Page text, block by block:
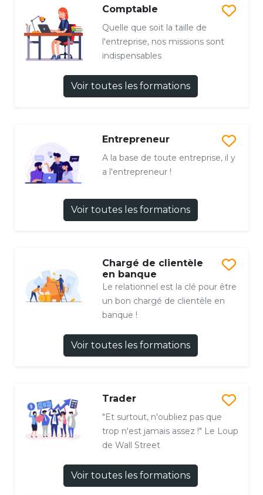
Comptable
Quelle que soit la taille de
l'entreprise, nos missions sont
indispensables
Voir toutes les formations
Entrepreneur
A la base de toute entreprise, il y
a l'entrepreneur !
Voir toutes les formations
Chargé de clientèle
en banque
Le relationnel est la clé pour être
un bon chargé de clientèle en
banque !
Voir toutes les formations
Trader
"Et surtout, n'oubliez pas que
trop n'est jamais assez !" Le Loup
de Wall Street
Voir toutes les formations